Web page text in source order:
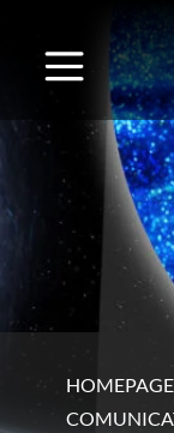
HOMEPAGE